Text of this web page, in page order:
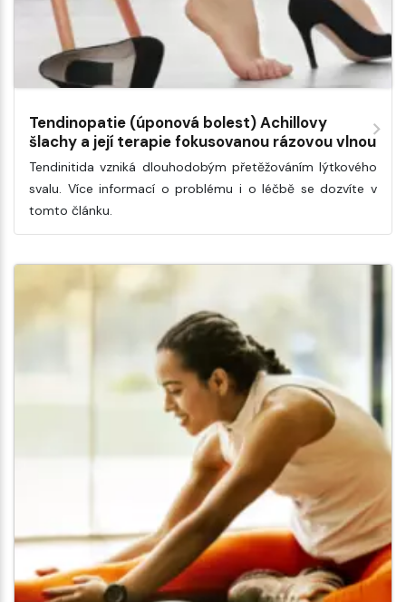
Tendinopatie (úponová bolest) Achillovy
šlachy a její terapie fokusovanou rázovou vlnou
Tendinitida vzniká dlouhodobým přetěžováním lýtkového
svalu. Více informací o problému i o léčbě se dozvíte v
tomto článku.